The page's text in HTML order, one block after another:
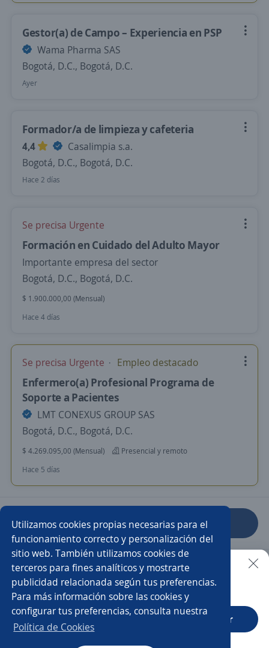
Utilizamos cookies propias necesarias para el
funcionamiento correcto y personalización del
sitio web. También utilizamos cookies de
terceros para fines analíticos y mostrarte
publicidad relacionada según tus preferencias.
Para más información sobre las cookies y
configurar tus preferencias, consulta nuestra
Política de Cookies
Gestor(a) de Campo – Experiencia en PSP
Wama Pharma SAS
Bogotá, D.C., Bogotá, D.C.
Ayer
Formador/a de limpieza y cafeteria
4,4
Casalimpia s.a.
Bogotá, D.C., Bogotá, D.C.
Hace 2 días
Se precisa Urgente
Formación en Cuidado del Adulto Mayor
Importante empresa del sector
Bogotá, D.C., Bogotá, D.C.
$ 1.900.000,00 (Mensual)
Hace 4 días
Se precisa Urgente Empleo destacado
Enfermero(a) Profesional Programa de
Soporte a Pacientes
LMT CONEXUS GROUP SAS
Bogotá, D.C., Bogotá, D.C.
$ 4.269.095,00 (Mensual)
Presencial y remoto
Hace 5 días
Anterior Siguiente
Nuevas ofertas de empleo Avísame
Empleos similares
Fonoaudiólogo/a
Buscar es más fácil en la app
CT App Abrir